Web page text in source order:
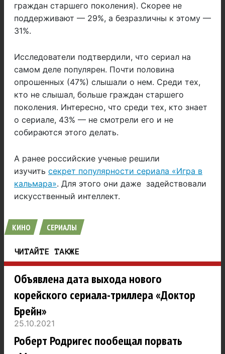
граждан старшего поколения). Скорее не
поддерживают — 29%, а безразличны к этому —
31%.
Исследователи подтвердили, что сериал на
самом деле популярен. Почти половина
опрошенных (47%) слышали о нем. Среди тех,
кто не слышал, больше граждан старшего
поколения. Интересно, что среди тех, кто знает
о сериале, 43% — не смотрели его и не
собираются этого делать.
А ранее российские ученые решили
изучить секрет популярности сериала «Игра в
кальмара». Для этого они даже задействовали
искусственный интеллект.
КИНО СЕРИАЛЫ
ЧИТАЙТЕ ТАКЖЕ
Объявлена дата выхода нового
корейского сериала-триллера «Доктор
Брейн»
25.10.2021
Роберт Родригес пообещал порвать